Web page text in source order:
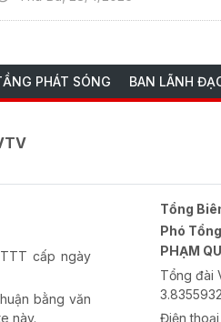
PHÁT SÓNG BAN LÃNH
cấp ngày
bằng văn
này.
Tổng
Phó
PHẠM
Tổng đài
3.8355932
Điện